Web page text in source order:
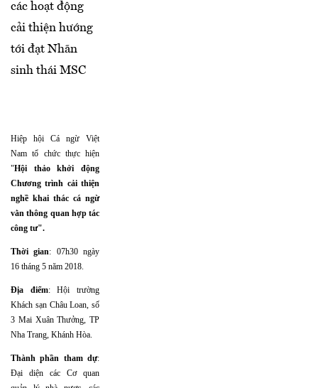
các hoạt động
cải thiện hướng
tới đạt Nhãn
sinh thái MSC
Hiệp hội Cá ngừ Việt
Nam tổ chức thực hiện
"Hội thảo khởi động
Chương trình cải thiện
nghề khai thác cá ngừ
vằn thông quan hợp tác
công tư".
Thời gian: 07h30 ngày
16 tháng 5 năm 2018.
Địa điểm: Hội trường
Khách sạn Châu Loan, số
3 Mai Xuân Thưởng, TP
Nha Trang, Khánh Hòa.
Thành phần tham dự:
Đại diện các Cơ quan